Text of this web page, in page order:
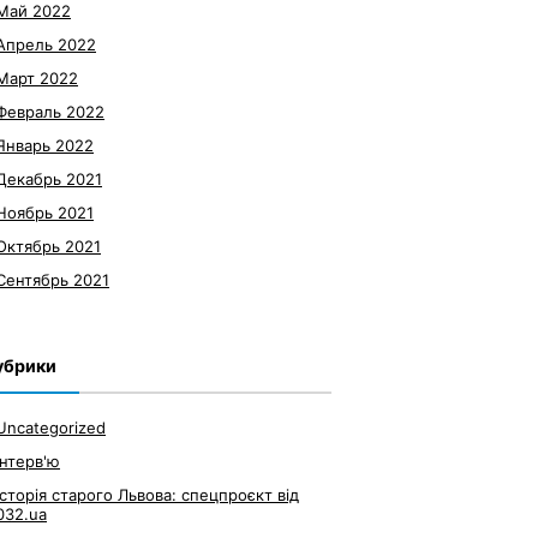
2022
2022
2022
2022
2022
2021
2021
2021
2021
старого Львова: спецпроєкт від